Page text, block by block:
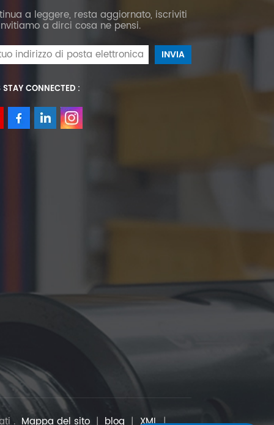
a leggere, resta aggiornato, iscriviti
a dirci cosa ne pensi.
STAY CONNECTED :
. Mappa del sito | blog | XML|